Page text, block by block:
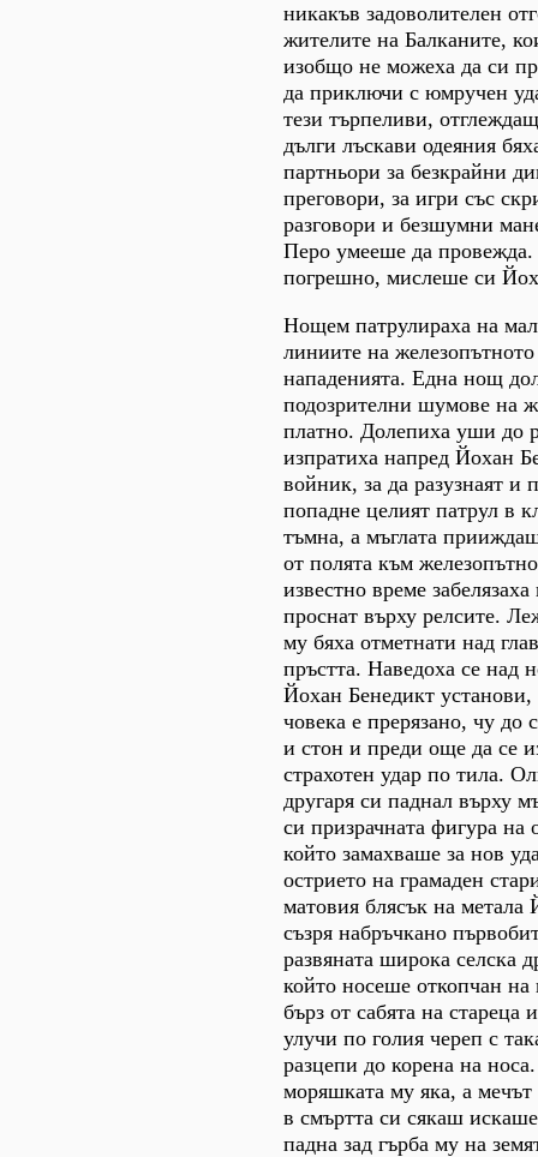
никакъв задоволителен
жителите на Балканите,
изобщо не можеха да си
да приключи с юмручен
тези търпеливи,
дълги лъскави одеяния
партньори за безкрайни
преговори, за игри със
разговори и безшумни
Перо умееше да
погрешно, мислеше си
Нощем патрулираха на
линиите на железопътното
нападенията. Една нощ
подозрителни шумове на
платно. Долепиха уши до
изпратиха напред Йохан
войник, за да разузнаят и
попадне целият патрул в
тъмна, а мъглата
от полята към
известно време
проснат върху релсите.
му бяха отметнати над
пръстта. Наведоха се над
Йохан Бенедикт установи,
човека е прерязано, чу до
и стон и преди още да се
страхотен удар по тила.
другаря си паднал върху
си призрачната фигура на
който замахваше за нов
острието на грамаден
матовия блясък на метала
съзря набръчкано
развяната широка селска
който носеше откопчан на
бърз от сабята на стареца
улучи по голия череп с
разцепи до корена на
моряшката му яка, а мечът
в смъртта си сякаш
падна зад гърба му на